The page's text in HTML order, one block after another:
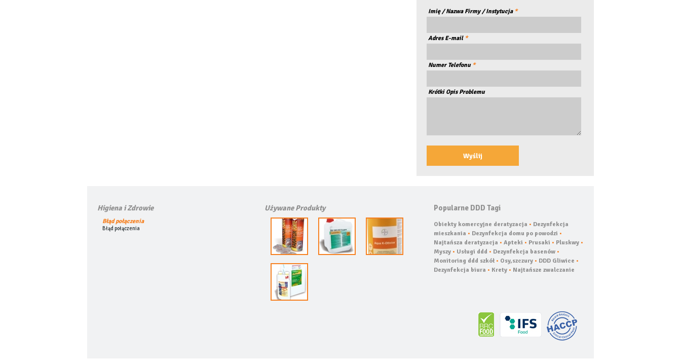
Imię / Nazwa Firmy / Instytucja *
Adres E-mail *
Numer Telefonu *
Krótki Opis Problemu
Higiena i Zdrowie
Błąd połączenia
Błąd połączenia
Używane Produkty Popularne DDD Tagi
Obiekty komercyjne deratyzacja • Dezynfekcja
mieszkania • Dezynfekcja domu po powodzi •
Najtańsza deratyzacja • Apteki • Prusaki • Pluskwy •
Myszy • Usługi ddd • Dezynfekcja basenów •
Monitoring ddd szkół • Osy,szczury • DDD Gliwice •
Dezynfekcja biura • Krety • Najtańsze zwalczanie